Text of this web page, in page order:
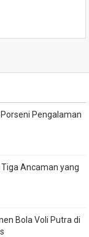
Pengalaman
Ancaman yang
Bola Voli Putra di